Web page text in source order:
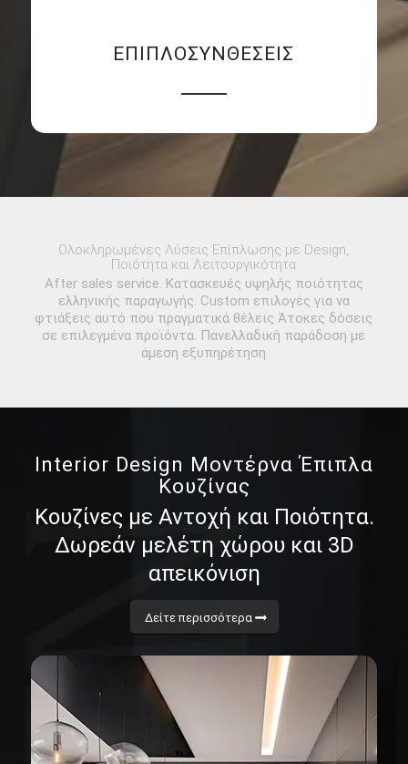
ΕΠΙΠΛΟΣΥΝΘΕΣΕΙΣ
Ολοκληρωμένες Λύσεις Επίπλωσης με Design,
Ποιότητα και Λειτουργικότητα
After sales service. Κατασκευές υψηλής ποιότητας
ελληνικής παραγωγής. Custom επιλογές για να
φτιάξεις αυτό που πραγματικά θέλεις Άτοκες δόσεις
σε επιλεγμένα προϊόντα. Πανελλαδική παράδοση με
άμεση εξυπηρέτηση
Interior Design Μοντέρνα Έπιπλα
Κουζίνας
Κουζίνες με Αντοχή και Ποιότητα.
Δωρεάν μελέτη χώρου και 3D
απεικόνιση
Δείτε περισσότερα